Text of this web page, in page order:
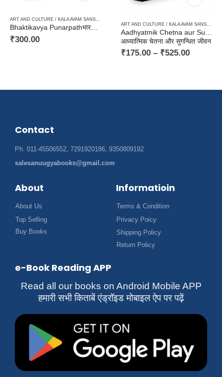
ART AND CULTURE / KALA AVAM SANSKRITI
Bhaktikavya Punarpathभारतीयकाव्य पुनर्पाठ
₹300.00
आध्यात्मिक चेतना और सुगन्धित जीवन
₹175.00 – ₹525.00
Contact
Ph. 011-45506552, 7291920186, 9350809192
salesanuugyabooks@gmail.com
About
About Us
Top Selling
Buy Books
Informatioin
Terms & Condition
Privacy Poicy
Shipping Policy
Return Policy
e-Book Reading APP
Read all our books on Android Mobile APP
हमारी सभी किताबें एंड्रॉइड मोबाइल ऐप पर पढ़ें